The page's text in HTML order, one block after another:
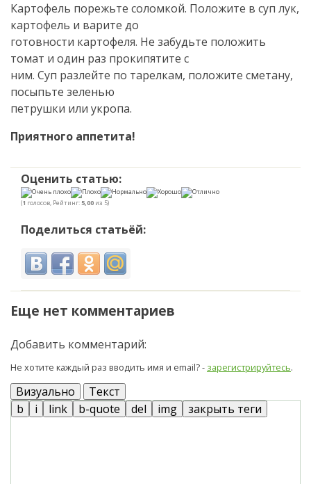
Картофель порежьте соломкой. Положите в суп лук,
картофель и варите до
готовности картофеля. Не забудьте положить
томат и один раз прокипятите с
ним. Суп разлейте по тарелкам, положите сметану,
посыпьте зеленью
петрушки или укропа.
Приятного аппетита!
Оценить статью:
(1 голосов, Рейтинг: 5,00 из 5)
Поделиться статьёй:
Еще нет комментариев
Добавить комментарий:
Не хотите каждый раз вводить имя и email? - зарегистрируйтесь.
Визуально Текст